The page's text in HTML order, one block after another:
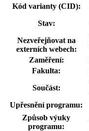
Kód varianty (CID):
Stav:
Nezveřejňovat na
externích webech:
Zaměření:
Fakulta:
Součást:
Upřesnění programu:
Způsob výuky
programu: